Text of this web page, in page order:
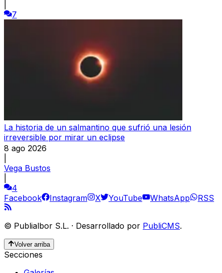
7
La historia de un salmantino que sufrió una lesión
irreversible por mirar un eclipse
8 ago 2026
Vega Bustos
4
Facebook
Instagram X YouTube WhatsApp RSS
© Publialbor S.L. · Desarrollado por PubliCMS.
Volver arriba
Secciones